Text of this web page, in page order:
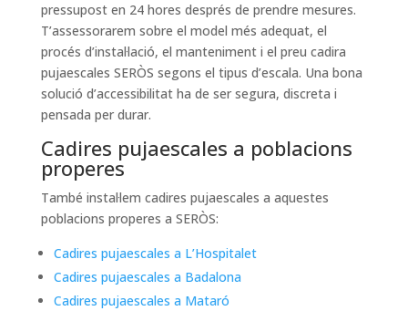
pressupost en 24 hores després de prendre mesures.
T’assessorarem sobre el model més adequat, el
procés d’instal·lació, el manteniment i el preu cadira
pujaescales SERÒS segons el tipus d’escala. Una bona
solució d’accessibilitat ha de ser segura, discreta i
pensada per durar.
Cadires pujaescales a poblacions
properes
També instal·lem cadires pujaescales a aquestes
poblacions properes a SERÒS:
Cadires pujaescales a L’Hospitalet
Cadires pujaescales a Badalona
Cadires pujaescales a Mataró